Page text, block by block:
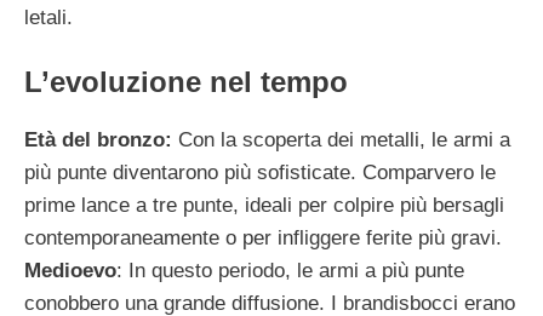
letali.
L’evoluzione nel tempo
Età del bronzo: Con la scoperta dei metalli, le armi a
più punte diventarono più sofisticate. Comparvero le
prime lance a tre punte, ideali per colpire più bersagli
contemporaneamente o per infliggere ferite più gravi.
Medioevo: In questo periodo, le armi a più punte
conobbero una grande diffusione. I brandisbocci erano